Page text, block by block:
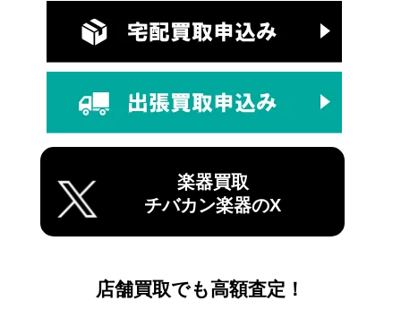
楽器買取
チバカン楽器のX
店舗買取でも高額査定！